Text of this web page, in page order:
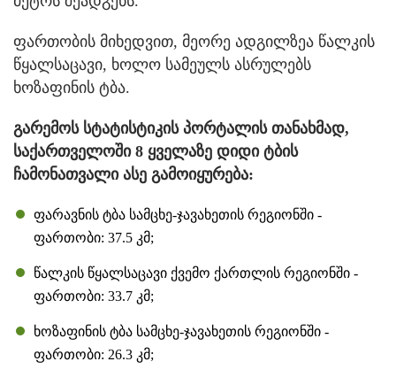
ფართობის მიხედვით, მეორე ადგილზეა წალკის
წყალსაცავი, ხოლო სამეულს ასრულებს
ხოზაფინის ტბა.
გარემოს სტატისტიკის პორტალის თანახმად,
საქართველოში 8 ყველაზე დიდი ტბის
ჩამონათვალი ასე გამოიყურება:
ფარავნის ტბა სამცხე-ჯავახეთის რეგიონში -
ფართობი: 37.5 კმ;
წალკის წყალსაცავი ქვემო ქართლის რეგიონში -
ფართობი: 33.7 კმ;
ხოზაფინის ტბა სამცხე-ჯავახეთის რეგიონში -
ფართობი: 26.3 კმ;